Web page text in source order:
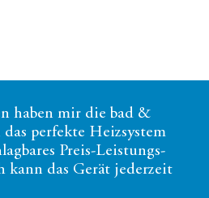
haben mir die bad &
perfekte Heizsystem
Preis-Leistungs-
kann das Gerät jederzeit